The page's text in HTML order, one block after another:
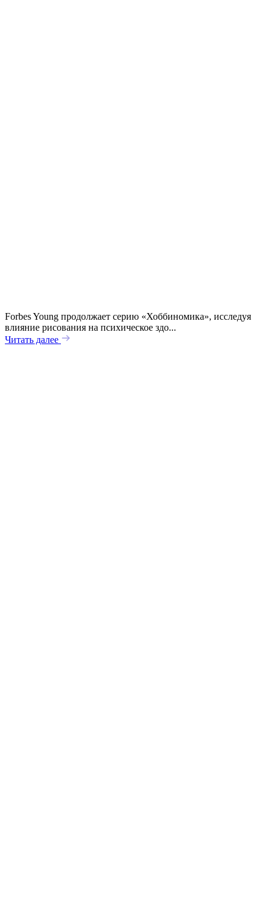
Forbes Young продолжает серию «Хоббиномика», исследуя
влияние рисования на психическое здо...
Читать далее